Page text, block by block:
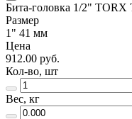
Бита-головка 1/2" TORX
Размер
1" 41 мм
Цена
912.00 руб.
Кол-во, шт
Вес, кг